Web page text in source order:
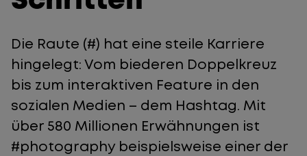
Die Raute (#) hat eine steile Karriere
hingelegt: Vom biederen Doppelkreuz
bis zum interaktiven Feature in den
sozialen Medien – dem Hashtag. Mit
über 580 Millionen Erwähnungen ist
#photography beispielsweise einer der